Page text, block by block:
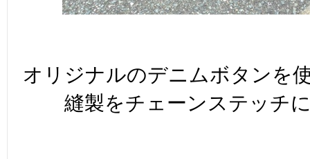
オリジナルのデニムボタンを
縫製をチェーンステッチ